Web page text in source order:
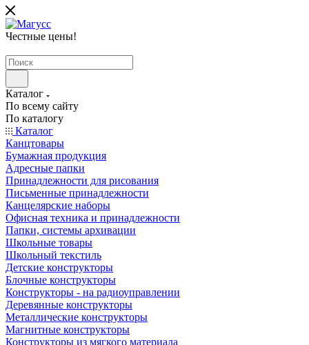
Честные цены!
Каталог
По всему сайту
По каталогу
Каталог
Канцтовары
Бумажная продукция
Адресные папки
Принадлежности для рисования
Письменные принадлежности
Канцелярские наборы
Офисная техника и принадлежности
Папки, системы архивации
Школьные товары
Школьный текстиль
Детские конструкторы
Блочные конструкторы
Конструкторы - на радиоуправлении
Деревянные конструкторы
Металлические конструкторы
Магнитные конструкторы
Конструкторы из мягкого материала